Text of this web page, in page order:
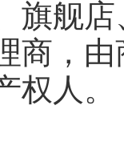
旗舰
商，
权人